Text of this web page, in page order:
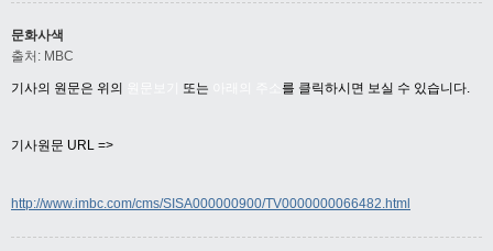
문화사색
출처: MBC
기사의 원문은 위의 또는 를 클릭하시면 보실 수 있습니다.
기사원문 URL =>
http://www.imbc.com/cms/SISA000000900/TV0000000066482.html